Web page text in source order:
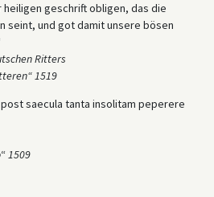
geschrift obligen, das die
seint, und got damit unsere bösen
Ritters
1519
post saecula tanta insolitam peperere
“ 1509